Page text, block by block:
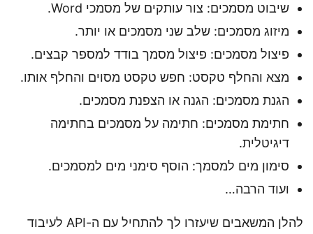
שיבוט מסמכים: צור עותקים של מסמכי Word.
מיזוג מסמכים: שלב שני מסמכים או יותר.
פיצול מסמכים: פיצול מסמך בודד למספר קבצים.
מצא והחלף טקסט: חפש טקסט מסוים והחלף אותו.
הגנת מסמכים: הגנה או הצפנת מסמכים.
חתימת מסמכים: חתימה על מסמכים בחתימה
דיגיטלית.
סימון מים למסמך: הוסף סימני מים למסמכים.
ועוד הרבה…
להלן המשאבים שיעזרו לך להתחיל עם ה-API לעיבוד